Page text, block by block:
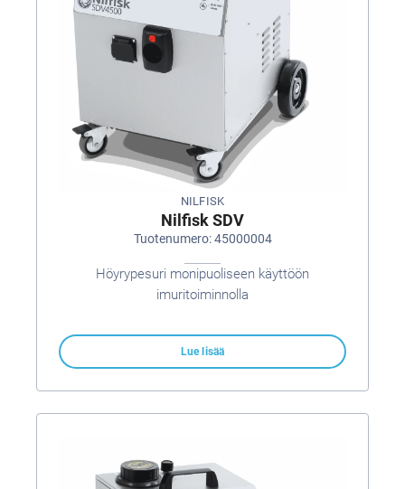
NILFISK
Nilfisk SDV
Tuotenumero: 45000004
Höyrypesuri monipuoliseen käyttöön
imuritoiminnolla
Lue lisää